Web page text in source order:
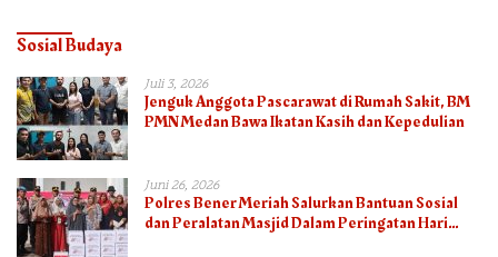
Sosial Budaya
Juli 3, 2026
Jenguk Anggota Pascarawat di Rumah Sakit, BM
PMN Medan Bawa Ikatan Kasih dan Kepedulian
Juni 26, 2026
Polres Bener Meriah Salurkan Bantuan Sosial
dan Peralatan Masjid Dalam Peringatan Hari